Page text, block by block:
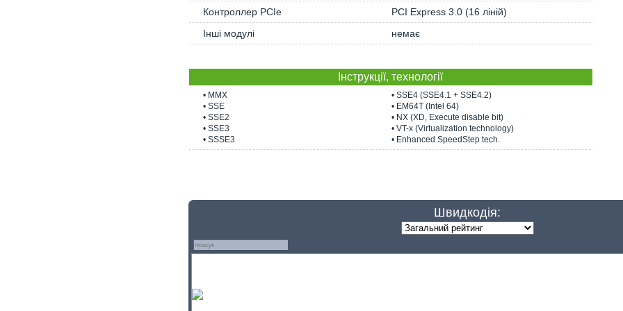
Контроллер PCIe
PCI Express 3.0 (16 ліній)
Інші модулі
немає
Інструкції, технології
• MMX
• SSE
• SSE2
• SSE3
• SSSE3
• SSE4 (SSE4.1 + SSE4.2)
• EM64T (Intel 64)
• NX (XD, Execute disable bit)
• VT-x (Virtualization technology)
• Enhanced SpeedStep tech.
Швидкодія: